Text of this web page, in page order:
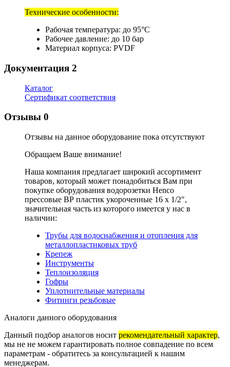
Технические особенности:
Рабочая температура: до 95°С
Рабочее давление: до 10 бар
Материал корпуса: PVDF
Документация 2
Каталог
Сертификат соответствия
Отзывы 0
Отзывы на данное оборудование пока отсутствуют
Обращаем Ваше внимание!
Наша компания предлагает широкий ассортимент
товаров, который может понадобиться Вам при
покупке оборудования водорозетки Henco
прессовые ВР пластик укороченные 16 x 1/2″,
значительная часть из которого имеется у нас в
наличии:
Трубы для водоснабжения и отопления для
металлопластиковых труб
Крепеж
Инструменты
Теплоизоляция
Гофры
Уплотнительные материалы
Фитинги резьбовые
Аналоги данного оборудования
Данный подбор аналогов носит рекомендательный характер,
мы не не можем гарантировать полное совпадение по всем
параметрам - обратитесь за консультацией к нашим
менеджерам.